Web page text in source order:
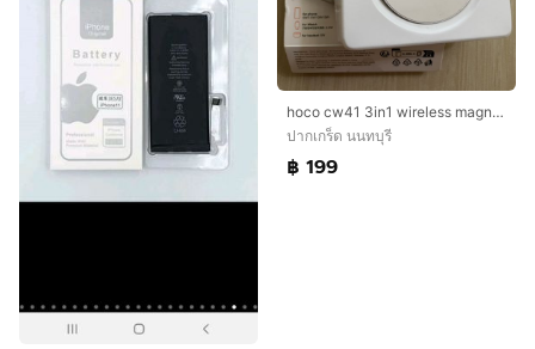
hoco cw41 3in1 wireless magnetic charger
ปากเกร็ด นนทบุรี
฿ 199